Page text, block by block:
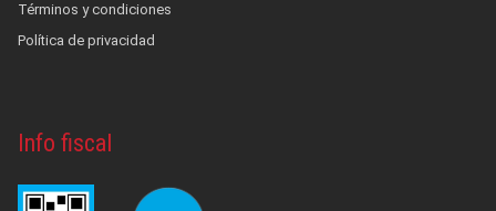
Términos y condiciones
Política de privacidad
Info fiscal